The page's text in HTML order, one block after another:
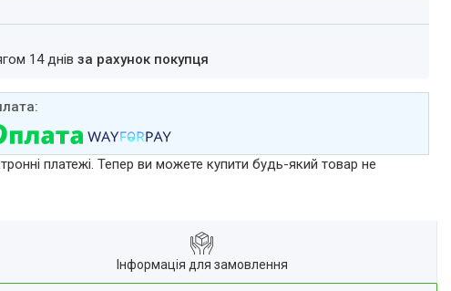
14 днів за рахунок покупця
платежі. Тепер ви можете купити будь-який товар не
Інформація для замовлення